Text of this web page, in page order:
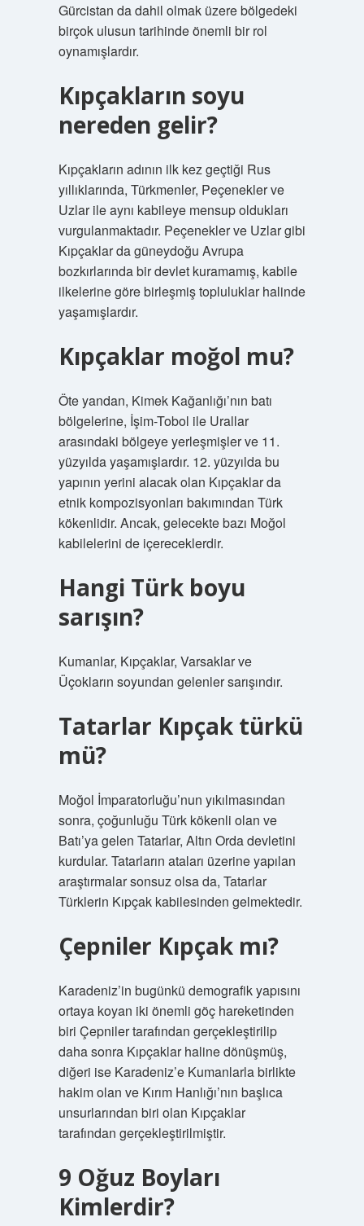
Gürcistan da dahil olmak üzere bölgedeki
birçok ulusun tarihinde önemli bir rol
oynamışlardır.
Kıpçakların soyu
nereden gelir?
Kıpçakların adının ilk kez geçtiği Rus
yıllıklarında, Türkmenler, Peçenekler ve
Uzlar ile aynı kabileye mensup oldukları
vurgulanmaktadır. Peçenekler ve Uzlar gibi
Kıpçaklar da güneydoğu Avrupa
bozkırlarında bir devlet kuramamış, kabile
ilkelerine göre birleşmiş topluluklar halinde
yaşamışlardır.
Kıpçaklar moğol mu?
Öte yandan, Kimek Kağanlığı’nın batı
bölgelerine, İşim-Tobol ile Urallar
arasındaki bölgeye yerleşmişler ve 11.
yüzyılda yaşamışlardır. 12. yüzyılda bu
yapının yerini alacak olan Kıpçaklar da
etnik kompozisyonları bakımından Türk
kökenlidir. Ancak, gelecekte bazı Moğol
kabilelerini de içereceklerdir.
Hangi Türk boyu
sarışın?
Kumanlar, Kıpçaklar, Varsaklar ve
Üçokların soyundan gelenler sarışındır.
Tatarlar Kıpçak türkü
mü?
Moğol İmparatorluğu’nun yıkılmasından
sonra, çoğunluğu Türk kökenli olan ve
Batı’ya gelen Tatarlar, Altın Orda devletini
kurdular. Tatarların ataları üzerine yapılan
araştırmalar sonsuz olsa da, Tatarlar
Türklerin Kıpçak kabilesinden gelmektedir.
Çepniler Kıpçak mı?
Karadeniz’in bugünkü demografik yapısını
ortaya koyan iki önemli göç hareketinden
biri Çepniler tarafından gerçekleştirilip
daha sonra Kıpçaklar haline dönüşmüş,
diğeri ise Karadeniz’e Kumanlarla birlikte
hakim olan ve Kırım Hanlığı’nın başlıca
unsurlarından biri olan Kıpçaklar
tarafından gerçekleştirilmiştir.
9 Oğuz Boyları
Kimlerdir?